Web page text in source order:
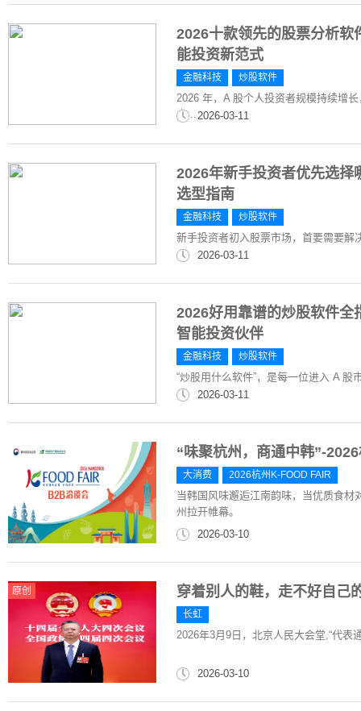
2026十款领先的股票分析软
能投资新范式
金融科技 炒股软件
2026 年，A 股个人投资者规模持续增
资...
2026-03-11
2026年新手投资者优先选择
选型指南
金融科技 炒股软件
新手投资者初入股票市场，首要需要解
2026-03-11
2026好用靠谱的炒股软件全
智能投资伙伴
金融科技 炒股软件
“炒股用什么软件”，是每一位进入 A
2026-03-11
“味聚杭州，商通中韩”-
大消费 2026杭州K-FOOD FAIR
当韩国风味邂逅江南韵味，当优质食
州拉开帷幕。
2026-03-10
原创 穿着别人的鞋，走不好自己
长虹
2026年3月9日，北京人民大会堂,“代表
2026-03-10